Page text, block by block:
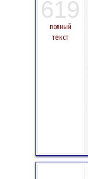
619
полный
текст